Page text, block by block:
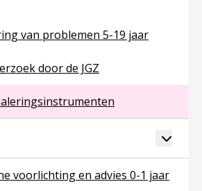
van problemen 5-19 jaar
over 3.6 Signalering van problemen
door de JGZ
over 3.6.1 Onderzoek door de JGZ
over 3.6.2
Ga naar pagina over 4 PreventieToggle
voorlichting en advies 0-1 jaar
over 4.1 Algemene voorlichting en